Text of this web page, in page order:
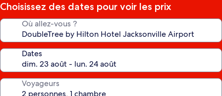
Choisissez des dates pour voir les prix
Où allez-vous ?
Dates
Voyageurs